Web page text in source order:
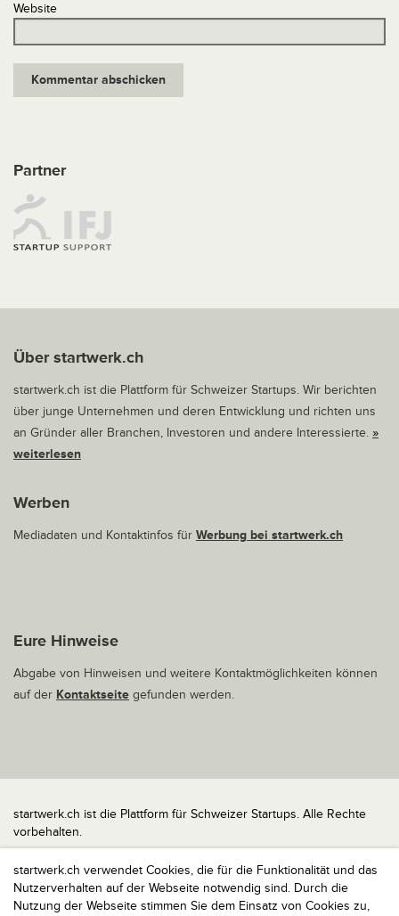
startwerk.ch verwendet Cookies, die für die Funktionalität und das
Nutzerverhalten auf der Webseite notwendig sind. Durch die
Nutzung der Webseite stimmen Sie dem Einsatz von Cookies zu,
Website
Partner
Über startwerk.ch
startwerk.ch ist die Plattform für Schweizer Startups. Wir berichten
über junge Unternehmen und deren Entwicklung und richten uns
an Gründer aller Branchen, Investoren und andere Interessierte. »
weiterlesen
Werben
Mediadaten und Kontaktinfos für Werbung bei startwerk.ch
Eure Hinweise
Abgabe von Hinweisen und weitere Kontaktmöglichkeiten können
auf der Kontaktseite gefunden werden.
startwerk.ch ist die Plattform für Schweizer Startups. Alle Rechte
vorbehalten.
Impressum
Kontakt
nach oben